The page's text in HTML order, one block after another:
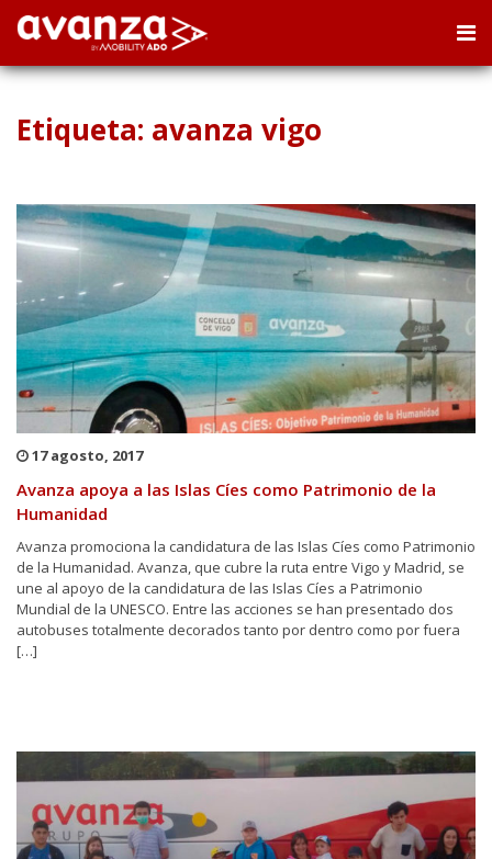
Etiqueta: avanza vigo
17 agosto, 2017
Avanza apoya a las Islas Cíes como Patrimonio de la
Humanidad
Avanza promociona la candidatura de las Islas Cíes como Patrimonio
de la Humanidad. Avanza, que cubre la ruta entre Vigo y Madrid, se
une al apoyo de la candidatura de las Islas Cíes a Patrimonio
Mundial de la UNESCO. Entre las acciones se han presentado dos
autobuses totalmente decorados tanto por dentro como por fuera
[…]